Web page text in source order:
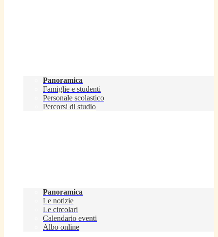
Panoramica
Famiglie e studenti
Personale scolastico
Percorsi di studio
Panoramica
Le notizie
Le circolari
Calendario eventi
Albo online